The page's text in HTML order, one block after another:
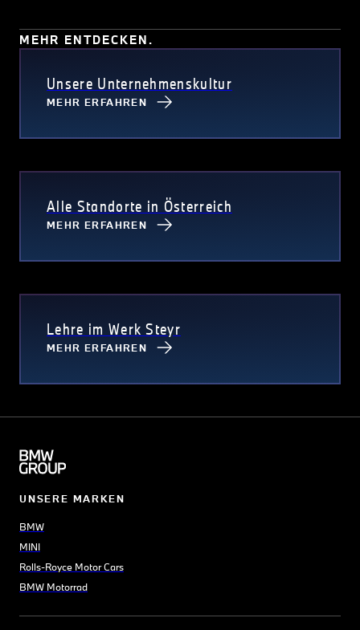
MEHR ENTDECKEN.
Unsere Unternehmenskultur
MEHR ERFAHREN
Alle Standorte in Österreich
MEHR ERFAHREN
Lehre im Werk Steyr
MEHR ERFAHREN
UNSERE MARKEN
BMW
MINI
Rolls-Royce Motor Cars
BMW Motorrad